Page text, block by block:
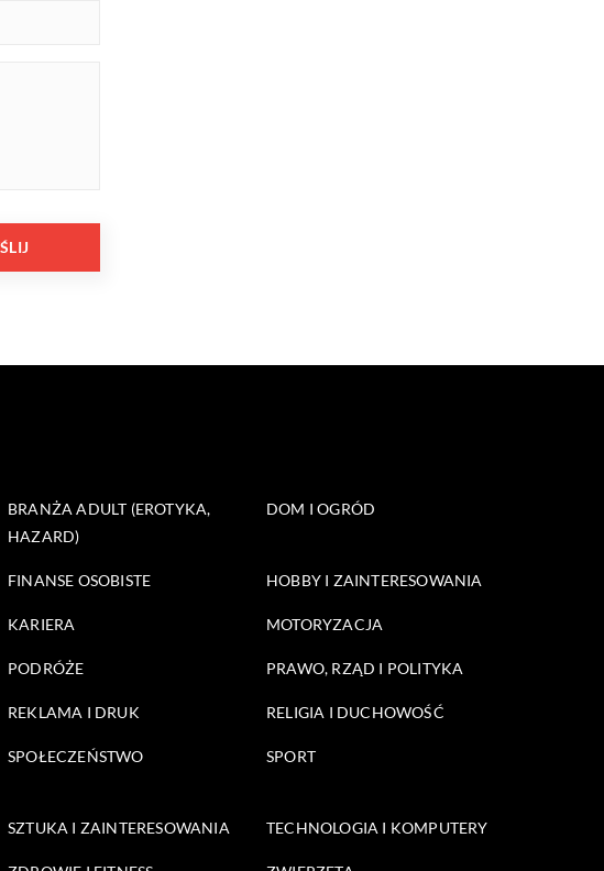
BRANŻA ADULT (EROTYKA,
HAZARD)
DOM I OGRÓD
FINANSE OSOBISTE HOBBY I ZAINTERESOWANIA
KARIERA MOTORYZACJA
PODRÓŻE PRAWO, RZĄD I POLITYKA
REKLAMA I DRUK RELIGIA I DUCHOWOŚĆ
SPOŁECZEŃSTWO SPORT
SZTUKA I ZAINTERESOWANIA TECHNOLOGIA I KOMPUTERY